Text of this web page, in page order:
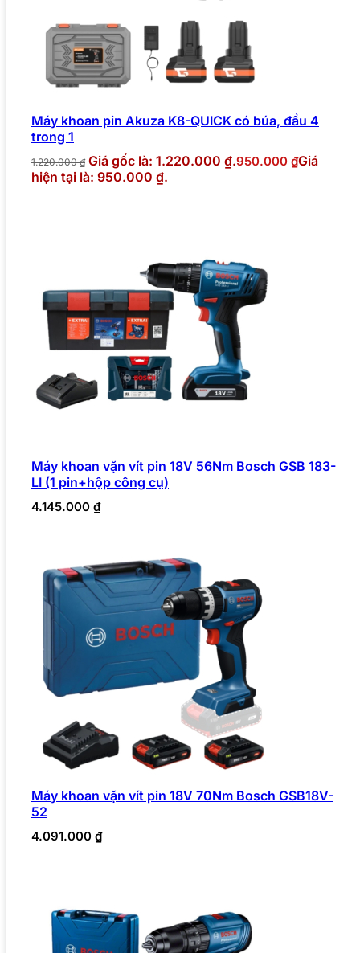
Máy khoan pin Akuza K8-QUICK có búa, đầu 4
trong 1
1.220.000₫ Giá gốc là: 1.220.000 ₫.950.000 ₫Giá
hiện tại là: 950.000 ₫.
Máy khoan vặn vít pin 18V 56Nm Bosch GSB 183-
LI (1 pin+hộp công cụ)
4.145.000 ₫
Máy khoan vặn vít pin 18V 70Nm Bosch GSB18V-
52
4.091.000 ₫